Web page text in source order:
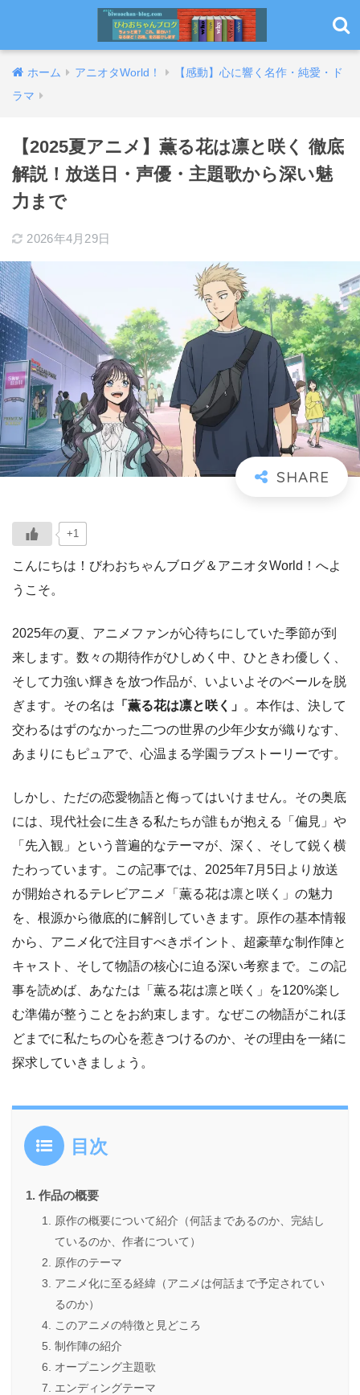
ホーム アニオタWorld！
【感動】心に響く名作・純愛・ド
ラマ
【2025夏アニメ】薫る花は凛と咲く 徹底
解説！放送日・声優・主題歌から深い魅
力まで
2026年4月29日
+1
こんにちは！びわおちゃんブログ＆アニオタWorld！へよ
うこそ。
2025年の夏、アニメファンが心待ちにしていた季節が到
来します。数々の期待作がひしめく中、ひときわ優しく、
そして力強い輝きを放つ作品が、いよいよそのベールを脱
ぎます。その名は 「薫る花は凛と咲く」 。本作は、決して
交わるはずのなかった二つの世界の少年少女が織りなす、
あまりにもピュアで、心温まる学園ラブストーリーです。
しかし、ただの恋愛物語と侮ってはいけません。その奥底
には、現代社会に生きる私たちが誰もが抱える「偏見」や
「先入観」という普遍的なテーマが、深く、そして鋭く横
たわっています。この記事では、2025年7月5日より放送
が開始されるテレビアニメ「薫る花は凛と咲く」の魅力
を、根源から徹底的に解剖していきます。原作の基本情報
から、アニメ化で注目すべきポイント、超豪華な制作陣と
キャスト、そして物語の核心に迫る深い考察まで。この記
事を読めば、あなたは「薫る花は凛と咲く」を120%楽し
む準備が整うことをお約束します。なぜこの物語がこれほ
どまでに私たちの心を惹きつけるのか、その理由を一緒に
探求していきましょう。
目次
作品の概要
原作の概要について紹介（何話まであるのか、完結し
ているのか、作者について）
原作のテーマ
アニメ化に至る経緯（アニメは何話まで予定されてい
るのか）
このアニメの特徴と見どころ
制作陣の紹介
オープニング主題歌
エンディングテーマ